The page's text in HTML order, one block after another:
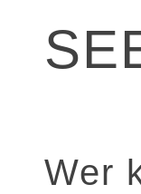
Wer